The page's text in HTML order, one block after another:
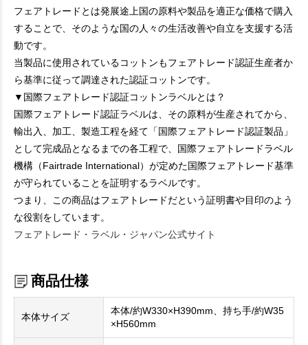
フェアトレードとは発展途上国の原料や製品を適正な価格で購入
することで、そのような国の人々の生活改善や自立を支援する活
動です。
当製品に使用されているコットンもフェアトレード認証生産者か
ら基準に従って調達された認証コットンです。
▼国際フェアトレード認証コットンラベルとは？
国際フェアトレード認証ラベルは、その原料が生産されてから、
輸出入、加工、製造工程を経て「国際フェアトレード認証製品」
として完成品となるまでの各工程で、国際フェアトレードラベル
機構（Fairtrade International）が定めた国際フェアトレード基準
が守られていることを証明するラベルです。
つまり、この商品はフェアトレードだという証明書や目印のよう
な役割をしています。
フェアトレード・ラベル・ジャパン公式サイト
商品仕様
本体サイズ
本体/約W330×H390mm、持ち手/約W35
×H560mm